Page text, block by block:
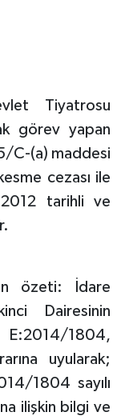
Tiyatrosu
görev yapan
C-(a) maddesi
cezası ile
tarihli ve
özeti: İdare
Dairesinin
1804,
uyularak;
1804 sayılı
ilişkin bilgi ve